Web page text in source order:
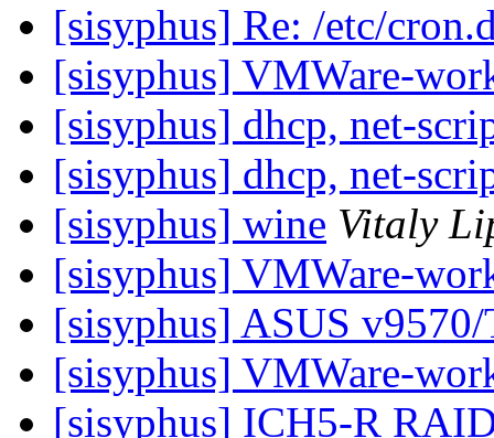
[sisyphus] Re: /etc/
[sisyphus] VMWare-
[sisyphus] dhcp, net-
[sisyphus] dhcp, net-
[sisyphus] wine Vitaly
[sisyphus] VMWare-
[sisyphus] ASUS
[sisyphus] VMWare-
[sisyphus] ICH5-R